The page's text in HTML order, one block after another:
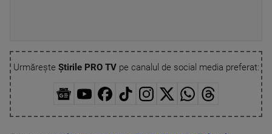
Urmărește Știrile PRO TVpe canalul de social media preferat: